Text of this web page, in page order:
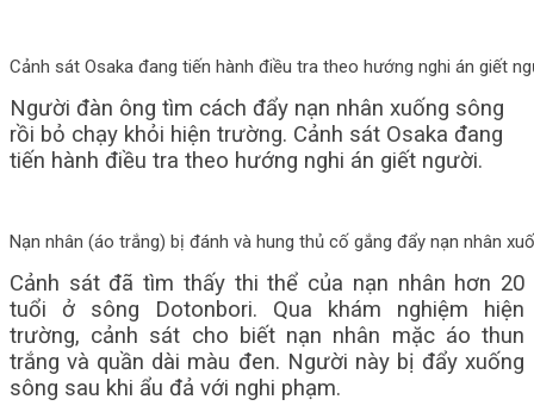
Cảnh sát Osaka đang tiến hành điều tra theo hướng nghi án giết
Người đàn ông tìm cách đẩy nạn nhân xuống sông
rồi bỏ chạy khỏi hiện trường. Cảnh sát Osaka đang
tiến hành điều tra theo hướng nghi án giết người.
Nạn nhân (áo trắng) bị đánh và hung thủ cố gắng đẩy nạn nhân
Cảnh sát đã tìm thấy thi thể của nạn nhân hơn 20
tuổi ở sông Dotonbori. Qua khám nghiệm hiện
trường, cảnh sát cho biết nạn nhân mặc áo thun
trắng và quần dài màu đen. Người này bị đẩy xuống
sông sau khi ẩu đả với nghi phạm.